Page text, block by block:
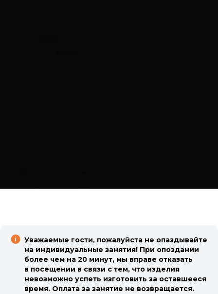
Уважаемые гости, пожалуйста не опаздывайте
на индивидуальные занятия! При опоздании
более чем на 20 минут, мы вправе отказать
в посещении в связи с тем, что изделия
невозможно успеть изготовить за оставшееся
время. Оплата за занятие не возвращается.